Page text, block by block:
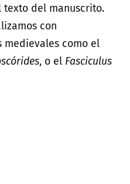
texto del manuscrito.
con
medievales como el
, o el Fasciculus